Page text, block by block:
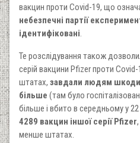
вакцин проти Covid-19, що
небезпечні партії
ідентифіковані.
Те розслідування також
серій вакцини Pfizer проти
штатах, завдали людям шкоди
більше (там було
більше і вбито в середньому у
4289 вакцин іншої серії Pfizer
менше штатах.